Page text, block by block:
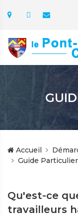
Accueil
Guide
Qu'est-ce
travailleurs